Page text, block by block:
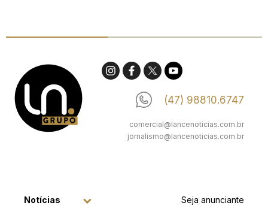
(47) 98810.6747
comercial@lancenoticias.com.br
jornalismo@lancenoticias.com.br
Notícias Seja anunciante